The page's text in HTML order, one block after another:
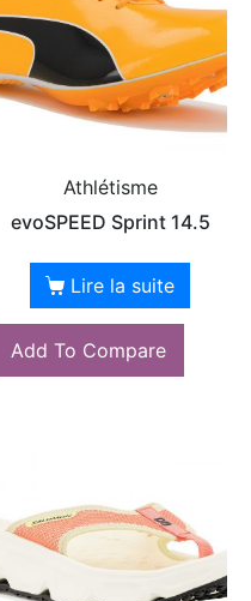
Athlétisme
evoSPEED Sprint 14.5
Lire la suite
Add To Compare